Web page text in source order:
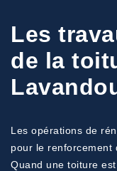
Les
de la
Les opérations de
pour le renforcement
Quand une toiture